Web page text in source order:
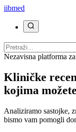
iibmed
Nezavisna platforma
Kliničke
kojima
Analiziramo sastojke,
bismo vam pomogli